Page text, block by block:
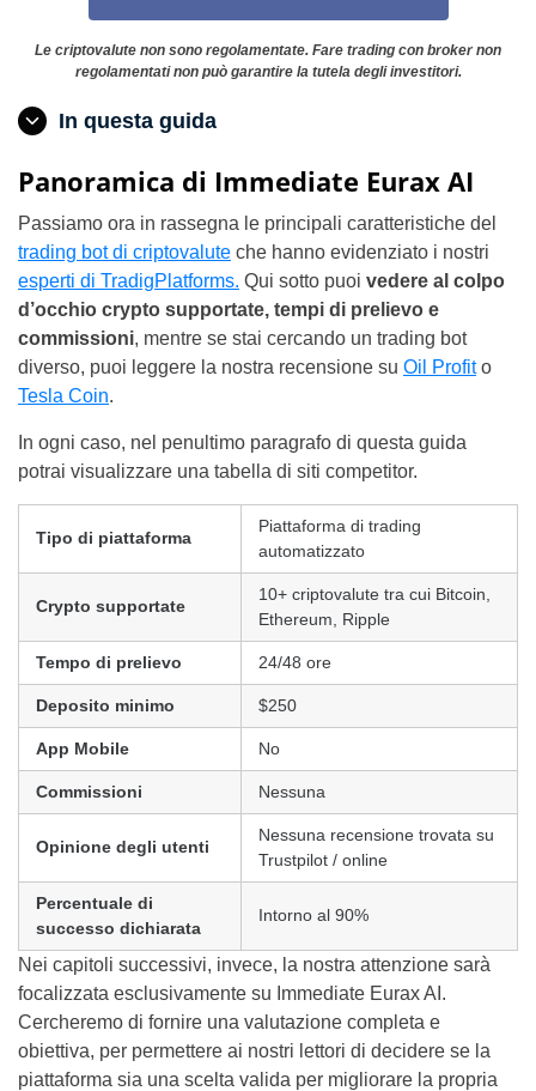
Le criptovalute non sono regolamentate. Fare trading con broker non
regolamentati non può garantire la tutela degli investitori.
In questa guida
Panoramica di Immediate Eurax AI
Passiamo ora in rassegna le principali caratteristiche del
trading bot di criptovalute che hanno evidenziato i nostri
esperti di TradigPlatforms. Qui sotto puoi vedere al colpo
d’occhio crypto supportate, tempi di prelievo e
commissioni, mentre se stai cercando un trading bot
diverso, puoi leggere la nostra recensione su Oil Profito
Tesla Coin.
In ogni caso, nel penultimo paragrafo di questa guida
potrai visualizzare una tabella di siti competitor.
Tipo di piattaforma
Piattaforma di trading
automatizzato
Crypto supportate
10+ criptovalute tra cui Bitcoin,
Ethereum, Ripple
Tempo di prelievo 24/48 ore
Deposito minimo $250
App Mobile No
Commissioni Nessuna
Opinione degli utenti
Nessuna recensione trovata su
Trustpilot / online
Percentuale di
successo dichiarata
Intorno al 90%
Nei capitoli successivi, invece, la nostra attenzione sarà
focalizzata esclusivamente su Immediate Eurax AI.
Cercheremo di fornire una valutazione completa e
obiettiva, per permettere ai nostri lettori di decidere se la
piattaforma sia una scelta valida per migliorare la propria